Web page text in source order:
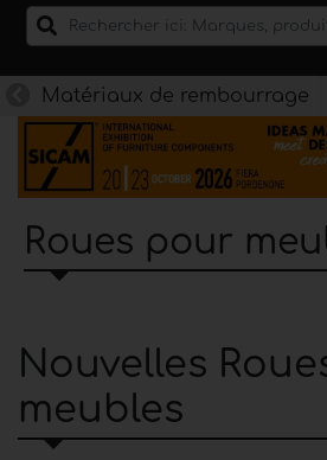
Matériaux de rembourrage
Roues pour
Nouvelles
meubles